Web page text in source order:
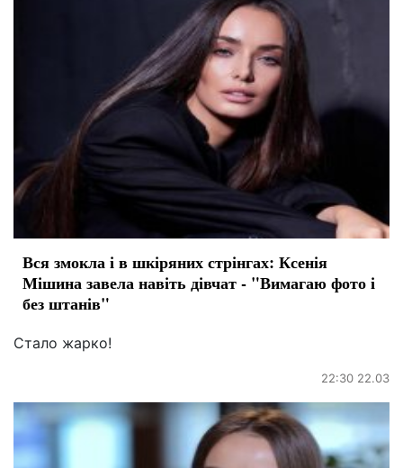
Вся змокла і в шкіряних стрінгах: Ксенія
Мішина завела навіть дівчат - "Вимагаю фото і
без штанів"
Стало жарко!
22:30 22.03